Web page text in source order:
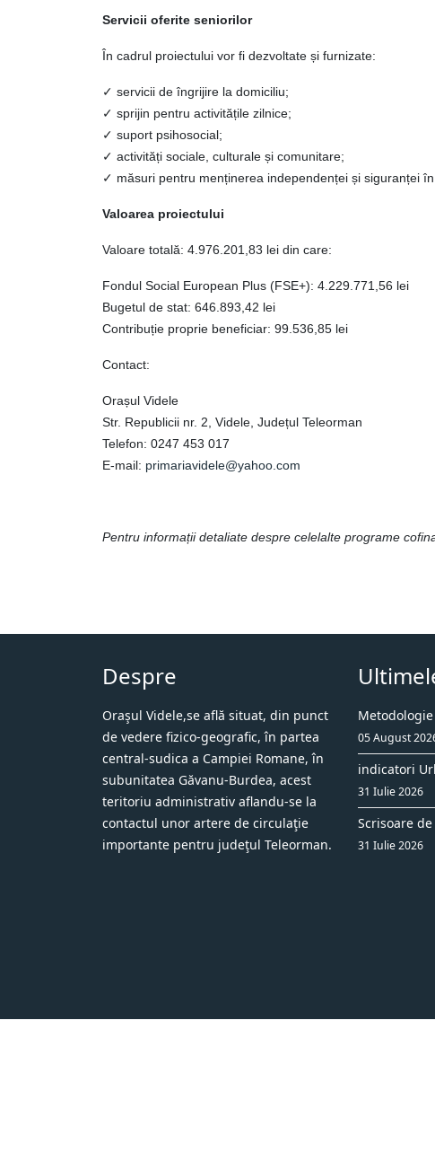
Servicii oferite seniorilor
În cadrul proiectului vor fi dezvoltate și furnizate:
✓ servicii de îngrijire la domiciliu;
✓ sprijin pentru activitățile zilnice;
✓ suport psihosocial;
✓ activități sociale, culturale și comunitare;
✓ măsuri pentru menținerea independenței și siguranței î
Valoarea proiectului
Valoare totală: 4.976.201,83 lei din care:
Fondul Social European Plus (FSE+): 4.229.771,56 lei
Bugetul de stat: 646.893,42 lei
Contribuție proprie beneficiar: 99.536,85 lei
Contact:
Orașul Videle
Str. Republicii nr. 2, Videle, Județul Teleorman
Telefon: 0247 453 017
E-mail: primariavidele@yahoo.com
Pentru informații detaliate despre celelalte programe
Despre
Oraşul Videle,se află situat, din punct
de vedere fizico-geografic, în partea
central-sudica a Campiei Romane, în
subunitatea Găvanu-Burdea, acest
teritoriu administrativ aflandu-se la
contactul unor artere de circulaţie
importante pentru judeţul Teleorman.
05 August
indicatori
31 Iulie 2026
Scrisoare de
31 Iulie 2026